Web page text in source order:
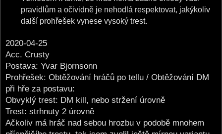
pravidlům a očividně je nehodlá respektovat, jakýkoliv
další prohřešek vynese vysoký trest.
2020-04-25
Acc. Crusty
Postava: Yvar Bjornsonn
Prohřešek: Obtěžování hráčů po tellu / Obtěžování DM
při hře za postavu:
Obvyklý trest: DM kill, nebo stržení úrovně
Trest: strhnuty 2 úrovně
Ačkoliv má hráč nad sebou hrozbu v podobě mnohem